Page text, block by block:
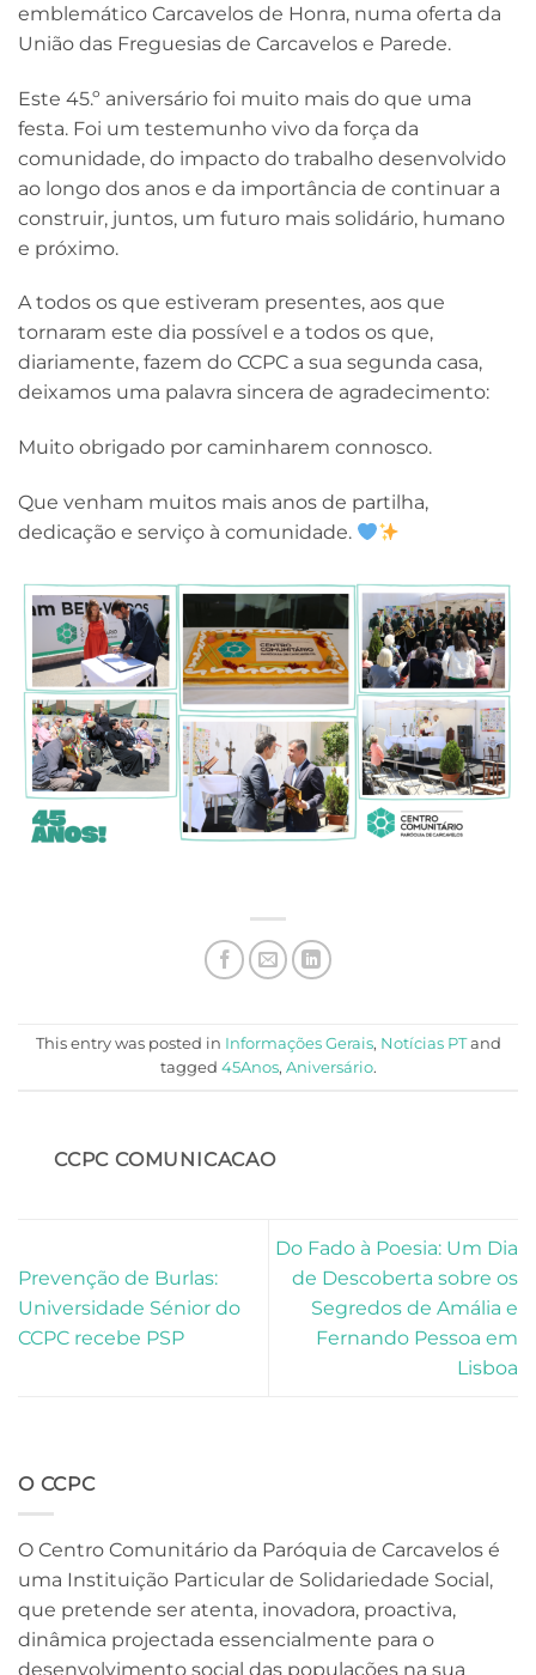
emblemático Carcavelos de Honra, numa oferta da
União das Freguesias de Carcavelos e Parede.
Este 45.º aniversário foi muito mais do que uma
festa. Foi um testemunho vivo da força da
comunidade, do impacto do trabalho desenvolvido
ao longo dos anos e da importância de continuar a
construir, juntos, um futuro mais solidário, humano
e próximo.
A todos os que estiveram presentes, aos que
tornaram este dia possível e a todos os que,
diariamente, fazem do CCPC a sua segunda casa,
deixamos uma palavra sincera de agradecimento:
Muito obrigado por caminharem connosco.
Que venham muitos mais anos de partilha,
dedicação e serviço à comunidade.
This entry was posted in Informações Gerais, Notícias PTand
tagged 45Anos, Aniversário.
CCPC COMUNICACAO
Prevenção de Burlas:
Universidade Sénior do
CCPC recebe PSP
Do Fado à Poesia: Um Dia
de Descoberta sobre os
Segredos de Amália e
Fernando Pessoa em
Lisboa
O CCPC
O Centro Comunitário da Paróquia de Carcavelos é
uma Instituição Particular de Solidariedade Social,
que pretende ser atenta, inovadora, proactiva,
dinâmica projectada essencialmente para o
desenvolvimento social das populações na sua